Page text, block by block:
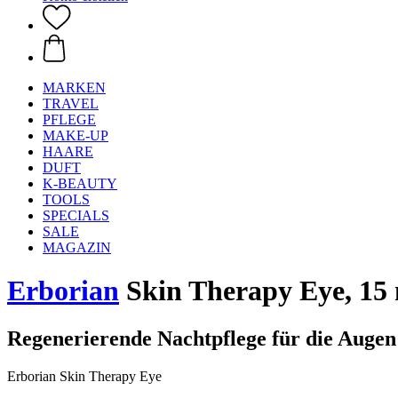
MARKEN
TRAVEL
PFLEGE
MAKE-UP
HAARE
DUFT
K-BEAUTY
TOOLS
SPECIALS
SALE
MAGAZIN
Erborian Skin Therapy Eye, 15
Regenerierende Nachtpflege für die Augen
Erborian Skin Therapy Eye